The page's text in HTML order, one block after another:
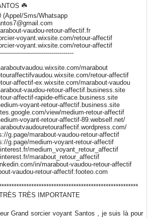
☘️
(Appel/Sms/Whatsapp
vaudou-retour-affectif.fr
voyant.wixsite.com/retour-affectif
voyant.wixsite.com/retour-affectif
marabout
retour-affectif
affectif-ex.wixsite.com/marabout-vaudou
vaudou-retour-affectif.business.site
affectif-rapide-efficace.business.site
voyant-retour-affectif.business.site
view/medium-retour-affectif
voyant-retour-affectif-89.webself.net/
g.page/marabout-vaudou-retour-affectif
g.page/medium-voyant-retour-affectif
medium_voyant_retour_affectif
marabout_retour_affectif
in/marabout-vaudou-retour-affectif
vaudou-retour-affectif.footeo.com
TRÈS IMPORTANTE
Grand sorcier voyant Santos , je suis là pour